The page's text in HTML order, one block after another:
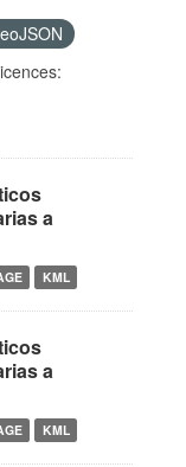
a
KML
a
KML